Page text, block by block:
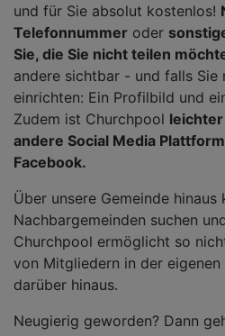
und für Sie absolut kostenlos!
Telefonnummer oder
Sie, die Sie nicht teilen
andere sichtbar - und falls Sie
einrichten: Ein Profilbild und
Zudem ist Churchpool
andere Social Media
Facebook.
Über unsere Gemeinde hinaus
Nachbargemeinden suchen
Churchpool ermöglicht so
von Mitgliedern in der
darüber hinaus.
Neugierig geworden? Dann